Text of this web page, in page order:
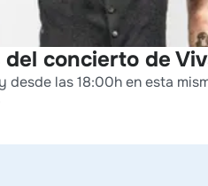
concierto de
desde las 18:00h en esta